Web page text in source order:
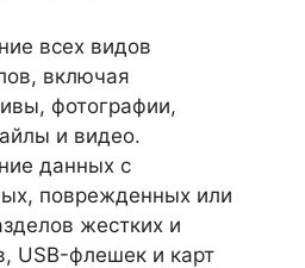
всех видов
включая
фотографии,
и видео.
данных с
поврежденных или
жестких и
USB-флешек и карт